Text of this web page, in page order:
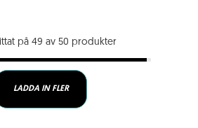
på 49 av 50 produkter
LADDA IN FLER